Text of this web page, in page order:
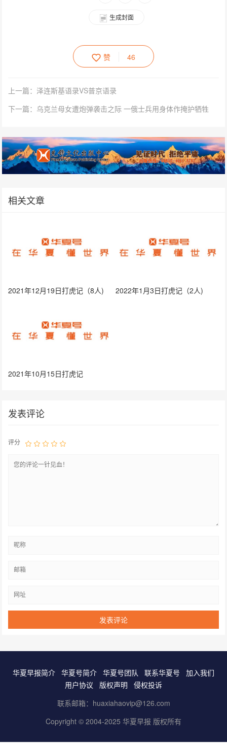
生成封面
赞 46
上一篇：泽连斯基语录VS普京语录
下一篇：乌克兰母女遭炮弹袭击之际 一俄士兵用身体作掩护牺牲
相关文章
2021年12月19日打虎记（8人) 2022年1月3日打虎记（2人)
2021年10月15日打虎记
发表评论
评分
华夏早报简介 华夏号简介 华夏号团队 联系华夏号
加入我们
用户协议
版权声明
侵权投诉
联系邮箱：huaxiahaovip@126.com
Copyright © 2004-2025 华夏早报 版权所有